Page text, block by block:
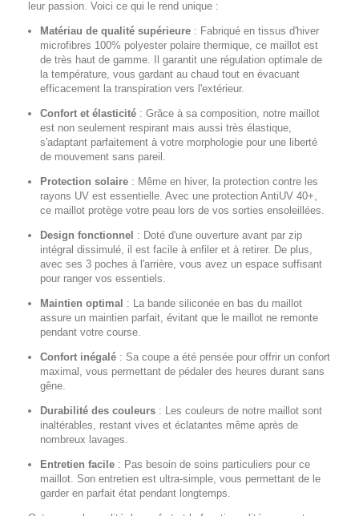
leur passion. Voici ce qui le rend unique :
Matériau de qualité supérieure : Fabriqué en tissus d'hiver
microfibres 100% polyester polaire thermique, ce maillot est
de très haut de gamme. Il garantit une régulation optimale de
la température, vous gardant au chaud tout en évacuant
efficacement la transpiration vers l'extérieur.
Confort et élasticité : Grâce à sa composition, notre maillot
est non seulement respirant mais aussi très élastique,
s'adaptant parfaitement à votre morphologie pour une liberté
de mouvement sans pareil.
Protection solaire : Même en hiver, la protection contre les
rayons UV est essentielle. Avec une protection AntiUV 40+,
ce maillot protège votre peau lors de vos sorties ensoleillées.
Design fonctionnel : Doté d'une ouverture avant par zip
intégral dissimulé, il est facile à enfiler et à retirer. De plus,
avec ses 3 poches à l'arrière, vous avez un espace suffisant
pour ranger vos essentiels.
Maintien optimal : La bande siliconée en bas du maillot
assure un maintien parfait, évitant que le maillot ne remonte
pendant votre course.
Confort inégalé : Sa coupe a été pensée pour offrir un confort
maximal, vous permettant de pédaler des heures durant sans
gêne.
Durabilité des couleurs : Les couleurs de notre maillot sont
inaltérables, restant vives et éclatantes même après de
nombreux lavages.
Entretien facile : Pas besoin de soins particuliers pour ce
maillot. Son entretien est ultra-simple, vous permettant de le
garder en parfait état pendant longtemps.